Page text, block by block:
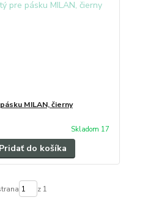
MILAN, čierny
Skladom 17
Pridať do košíka
z 1